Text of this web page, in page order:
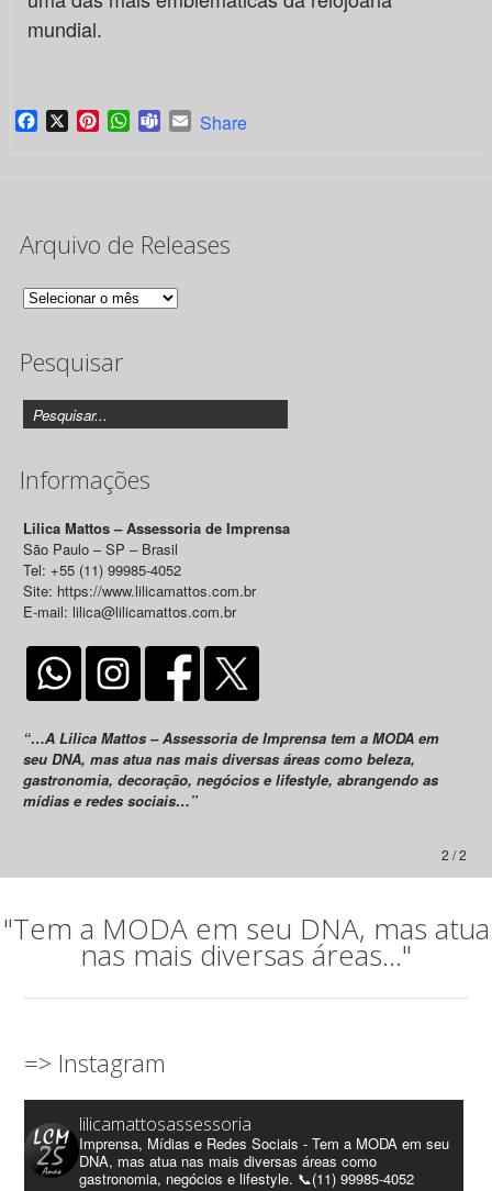
mundial.
Facebook
X PinterestWhatsApp
TeamsEmail
Share
Arquivo de Releases
Arquivo
Releases
Pesquisar
Informações
Lilica Mattos – Assessoria de Imprensa
São Paulo – SP – Brasil
Tel: +55 (11) 99985-4052
Site: https://www.lilicamattos.com.br
E-mail: lilica@lilicamattos.com.br
“…A Lilica Mattos – Assessoria de Imprensa tem a MODA em
seu DNA, mas atua nas mais diversas áreas como beleza,
gastronomia, decoração, negócios e lifestyle, abrangendo as
mídias e redes sociais…”
2 / 2
"Tem a MODA em seu DNA, mas atua
nas mais diversas áreas..."
=> Instagram
lilicamattosassessoria
Imprensa, Mídias e Redes Sociais - Tem a MODA em seu
DNA, mas atua nas mais diversas áreas como
gastronomia, negócios e lifestyle. 📞(11) 99985-4052